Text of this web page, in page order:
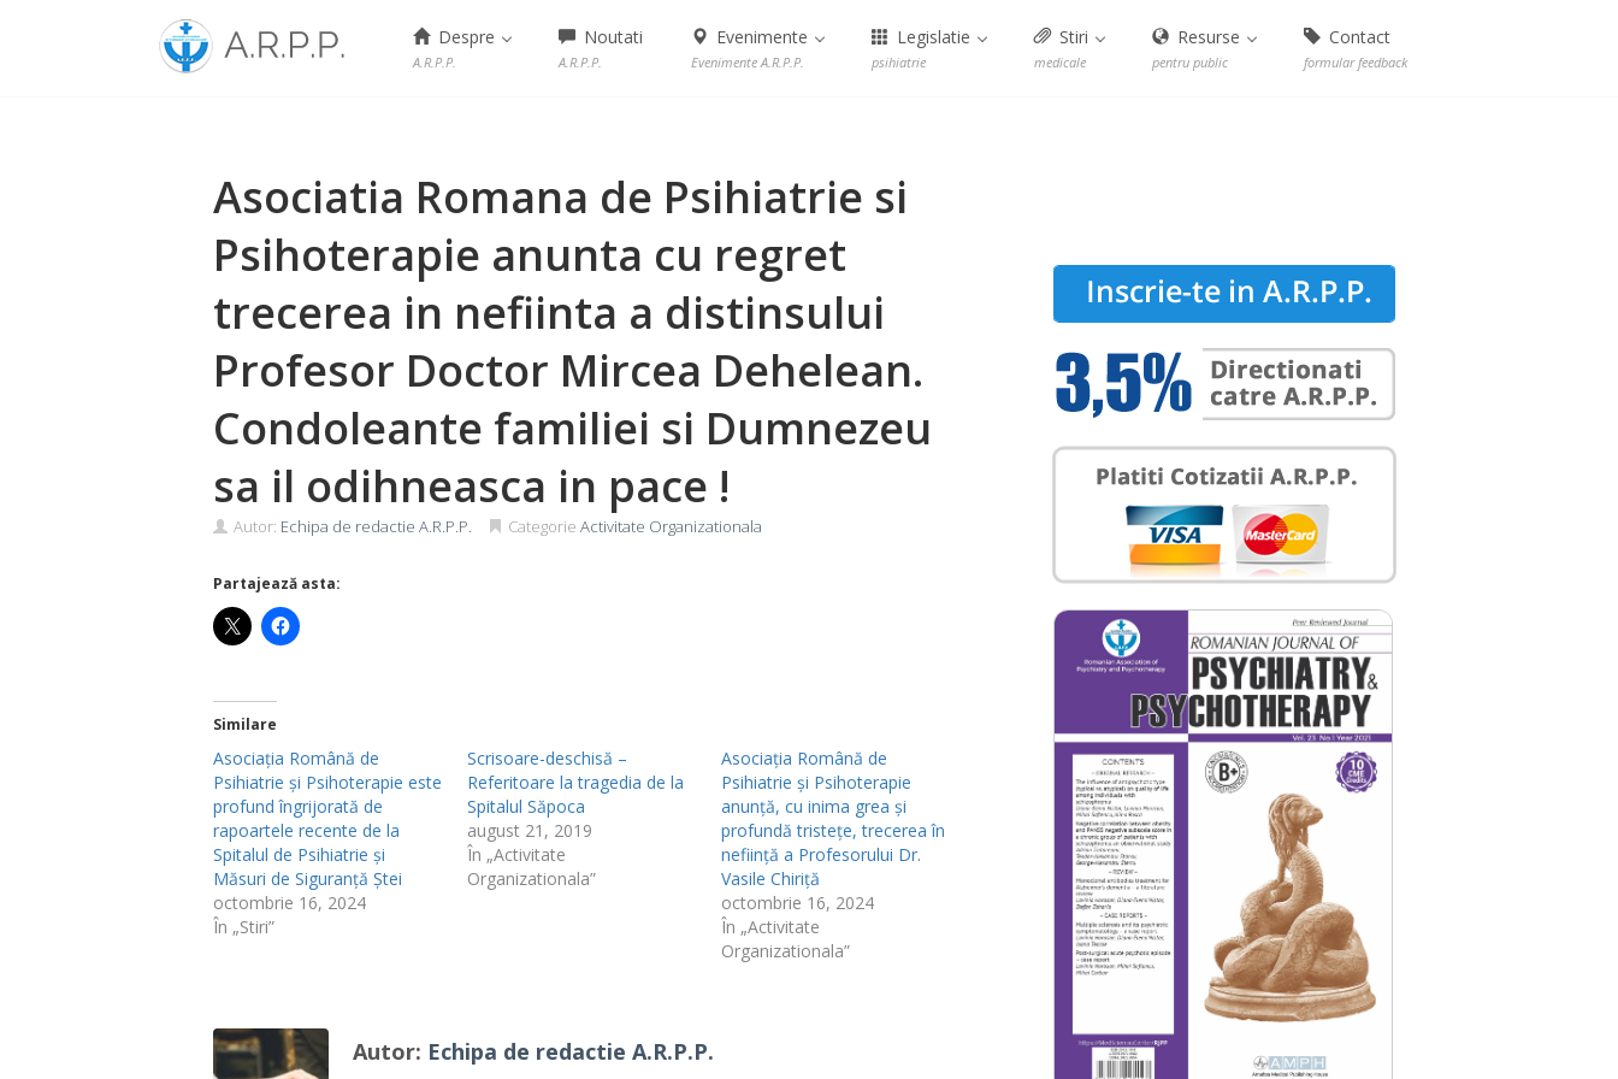
Menu Despre
A.R.P.P.
Noutati
A.R.P.P.
Evenimente
Evenimente A.R.P.P.
Legislatie
psihiatrie
Stiri
medicale
Resurse
pentru public
Contact
formular feedback
Asociatia Romana de Psihiatrie si
Psihoterapie anunta cu regret
trecerea in nefiinta a distinsului
Profesor Doctor Mircea Dehelean.
Condoleante familiei si Dumnezeu
sa il odihneasca in pace !
Autor: Echipa de redactie A.R.P.P. Categorie Activitate Organizationala
Partajează asta:
Similare
Asociația Română de
Psihiatrie și Psihoterapie este
profund îngrijorată de
rapoartele recente de la
Spitalul de Psihiatrie și
Măsuri de Siguranță Ștei
octombrie 16, 2024
În „Stiri”
Scrisoare-deschisă –
Referitoare la tragedia de la
Spitalul Săpoca
august 21, 2019
În „Activitate
Organizationala”
Asociația Română de
Psihiatrie și Psihoterapie
anunță, cu inima grea și
profundă tristețe, trecerea în
neființă a Profesorului Dr.
Vasile Chiriță
octombrie 16, 2024
În „Activitate
Organizationala”
Autor: Echipa de redactie A.R.P.P.